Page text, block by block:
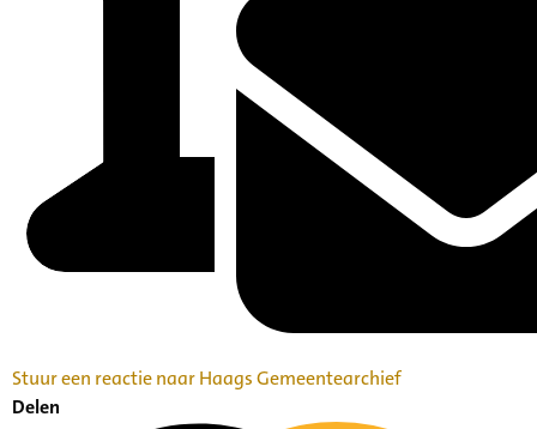
Stuur een reactie naar Haags Gemeentearchief
Delen